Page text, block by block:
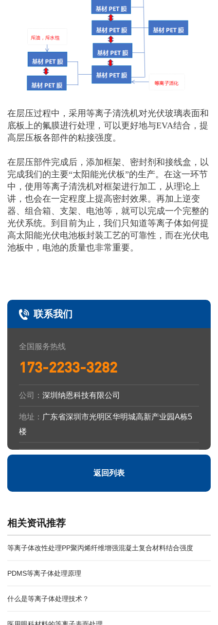
在层压过程中，采用等离子清洗机对光伏玻璃表面和
底板上的氟膜进行处理，可以更好地与EVA结合，提
高层压板各部件的粘接强度。
在层压部件完成后，添加框架、密封剂和接线盒，以
完成我们的主要“太阳能光伏板”的生产。在这一环节
中，使用等离子清洗机对框架进行加工，从理论上
讲，也会在一定程度上提高密封效果。再加上逆变
器、组合箱、支架、电池等，就可以完成一个完整的
光伏系统。 到目前为止，我们只知道等离子体如何提
高太阳能光伏电池板封装工艺的可靠性，而在光伏电
池板中，电池的质量也非常重要。
联系我们
全国服务热线
173-2233-3282
公司： 深圳纳恩科技有限公司
地址： 广东省深圳市光明区华明城高新产业园A栋5
楼
返回列表
相关资讯推荐
等离子体改性处理PP聚丙烯纤维增强混凝土复合材料结合强度
PDMS等离子体处理原理
什么是等离子体处理技术？